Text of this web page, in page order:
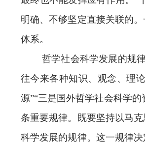
明确、不够坚定直接关联的
体系。
哲学社会科学发展的规
往今来各种知识、观念、理
源”“三是国外哲学社会科学
条重要规律。既要坚持以马
科学发展的规律。这一规律